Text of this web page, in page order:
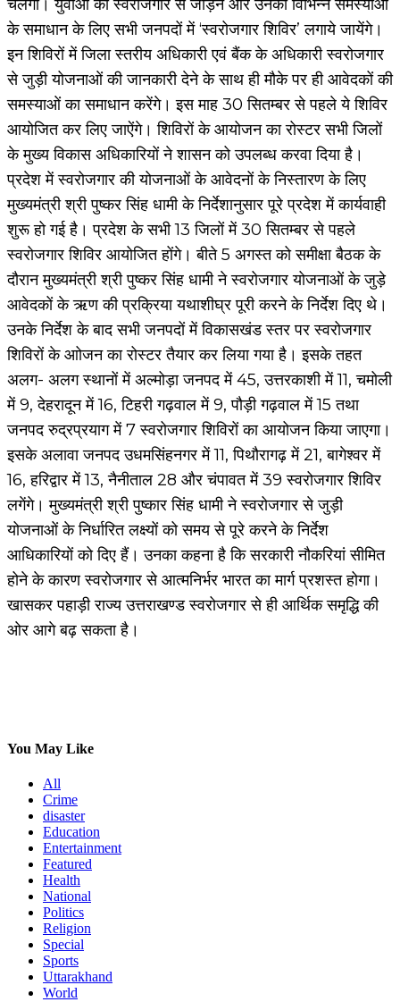
चलेगा। युवाओं को स्वरोजगार से जोड़ने और उनकी विभिन्न समस्याओं
के समाधान के लिए सभी जनपदों में ‘स्वरोजगार शिविर’ लगाये जायेंगे।
इन शिविरों में जिला स्तरीय अधिकारी एवं बैंक के अधिकारी स्वरोजगार
से जुड़ी योजनाओं की जानकारी देने के साथ ही मौके पर ही आवेदकों की
समस्याओं का समाधान करेंगे। इस माह 30 सितम्बर से पहले ये शिविर
आयोजित कर लिए जाऐंगे। शिविरों के आयोजन का रोस्टर सभी जिलों
के मुख्य विकास अधिकारियों ने शासन को उपलब्ध करवा दिया है।
प्रदेश में स्वरोजगार की योजनाओं के आवेदनों के निस्तारण के लिए
मुख्यमंत्री श्री पुष्कर सिंह धामी के निर्देशानुसार पूरे प्रदेश में कार्यवाही
शुरू हो गई है। प्रदेश के सभी 13 जिलों में 30 सितम्बर से पहले
स्वरोजगार शिविर आयोजित होंगे। बीते 5 अगस्त को समीक्षा बैठक के
दौरान मुख्यमंत्री श्री पुष्कर सिंह धामी ने स्वरोजगार योजनाओं के जुड़े
आवेदकों के ऋण की प्रक्रिया यथाशीघ्र पूरी करने के निर्देश दिए थे।
उनके निर्देश के बाद सभी जनपदों में विकासखंड स्तर पर स्वरोजगार
शिविरों के आोजन का रोस्टर तैयार कर लिया गया है। इसके तहत
अलग- अलग स्थानों में अल्मोड़ा जनपद में 45, उत्तरकाशी में 11, चमोली
में 9, देहरादून में 16, टिहरी गढ़वाल में 9, पौड़ी गढ़वाल में 15 तथा
जनपद रुद्रप्रयाग में 7 स्वरोजगार शिविरों का आयोजन किया जाएगा।
इसके अलावा जनपद उधमसिंहनगर में 11, पिथौरागढ़ में 21, बागेश्वर में
16, हरिद्वार में 13, नैनीताल 28 और चंपावत में 39 स्वरोजगार शिविर
लगेंगे। मुख्यमंत्री श्री पुष्कार सिंह धामी ने स्वरोजगार से जुड़ी
योजनाओं के निर्धारित लक्ष्यों को समय से पूरे करने के निर्देश
आधिकारियों को दिए हैं। उनका कहना है कि सरकारी नौकरियां सीमित
होने के कारण स्वरोजगार से आत्मनिर्भर भारत का मार्ग प्रशस्त होगा।
खासकर पहाड़ी राज्य उत्तराखण्ड स्वरोजगार से ही आर्थिक समृद्धि की
ओर आगे बढ़ सकता है।
You May Like
All
Crime
disaster
Education
Entertainment
Featured
Health
National
Politics
Religion
Special
Sports
Uttarakhand
World